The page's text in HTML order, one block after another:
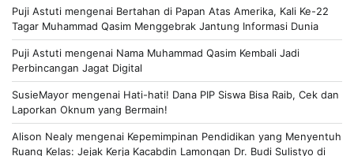
Puji Astuti mengenai Bertahan di Papan Atas Amerika, Kali Ke-22
Tagar Muhammad Qasim Menggebrak Jantung Informasi Dunia
Puji Astuti mengenai Nama Muhammad Qasim Kembali Jadi
Perbincangan Jagat Digital
SusieMayor mengenai Hati-hati! Dana PIP Siswa Bisa Raib, Cek dan
Laporkan Oknum yang Bermain!
Alison Nealy mengenai Kepemimpinan Pendidikan yang Menyentuh
Ruang Kelas: Jejak Kerja Kacabdin Lamongan Dr. Budi Sulistyo di